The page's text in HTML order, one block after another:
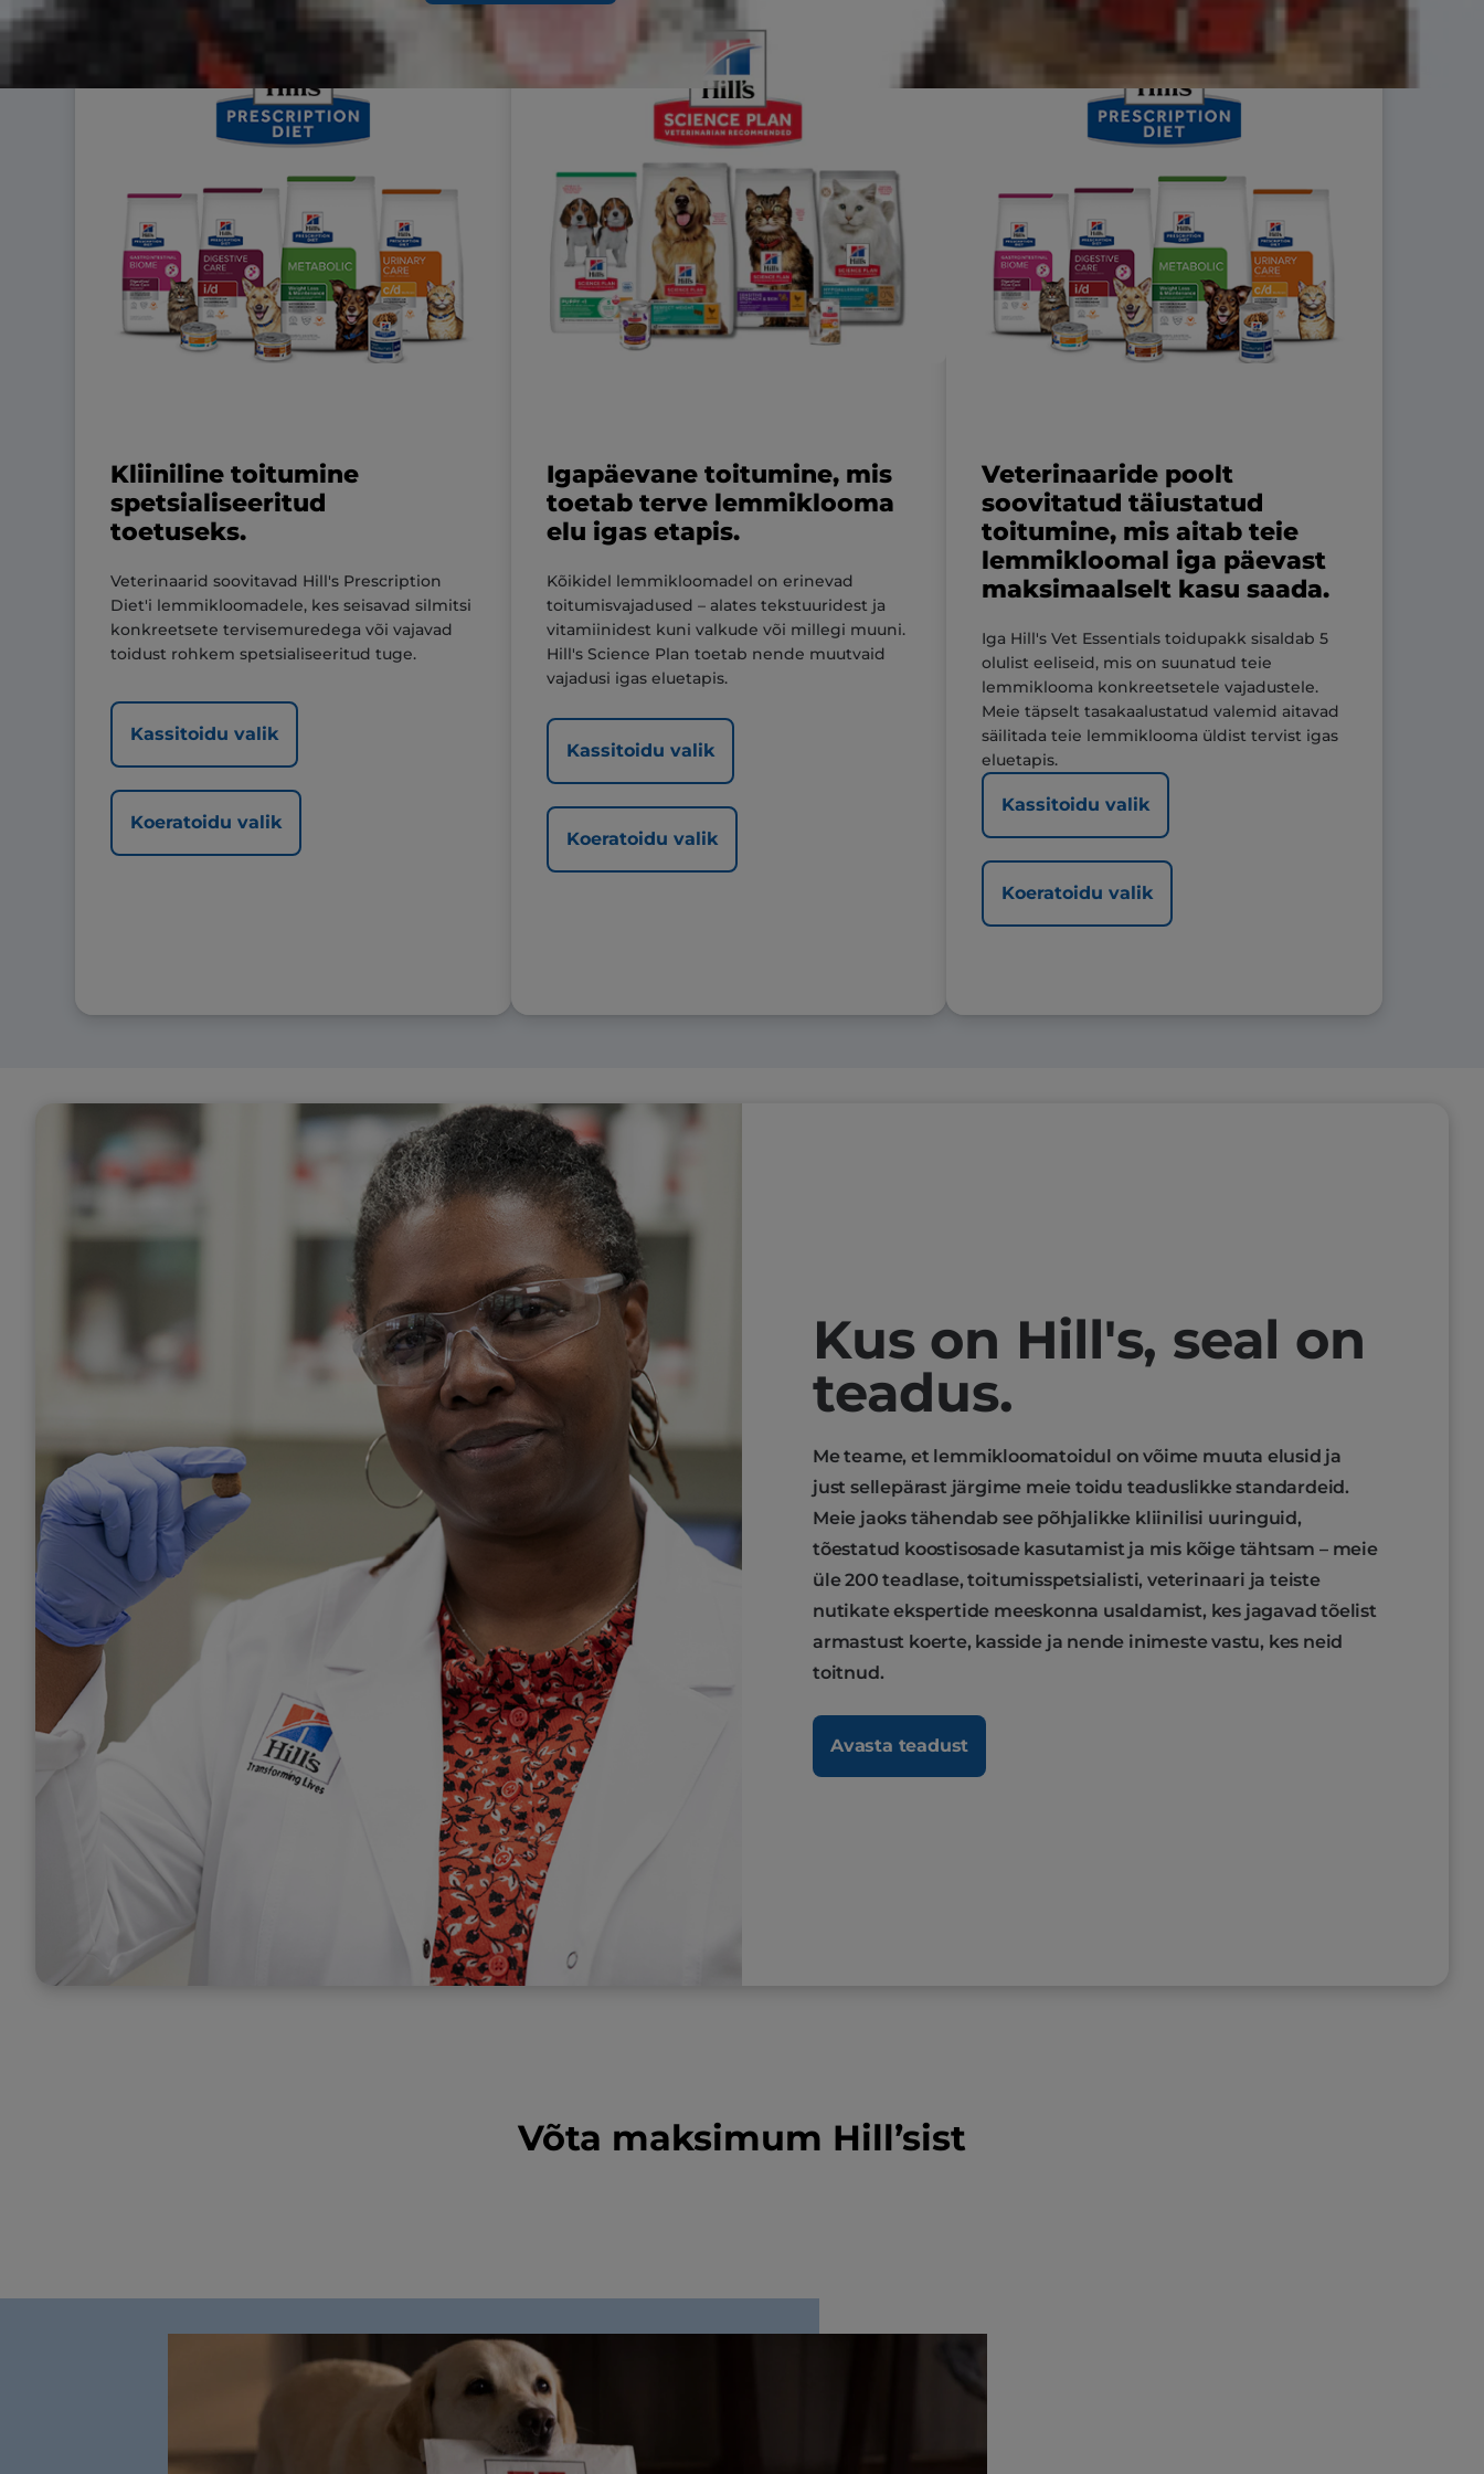
Kliiniline toitumine
spetsialiseeritud
toetuseks.
Veterinaarid soovitavad Hill's Prescription
Diet'i lemmikloomadele, kes seisavad silmitsi
konkreetsete tervisemuredega või vajavad
toidust rohkem spetsialiseeritud tuge.
Kassitoidu valik
Koeratoidu valik
Igapäevane toitumine, mis
toetab terve lemmiklooma
elu igas etapis.
Kõikidel lemmikloomadel on erinevad
toitumisvajadused – alates tekstuuridest ja
vitamiinidest kuni valkude või millegi muuni.
Hill's Science Plan toetab nende muutvaid
vajadusi igas eluetapis.
Kassitoidu valik
Koeratoidu valik
Veterinaaride poolt
soovitatud täiustatud
toitumine, mis aitab teie
lemmikloomal iga päevast
maksimaalselt kasu saada.
Iga Hill's Vet Essentials toidupakk sisaldab 5
olulist eeliseid, mis on suunatud teie
lemmiklooma konkreetsetele vajadustele.
Meie täpselt tasakaalustatud valemid aitavad
säilitada teie lemmiklooma üldist tervist igas
eluetapis.
Kassitoidu valik
Koeratoidu valik
Kus on Hill's, seal on
teadus.
Me teame, et lemmikloomatoidul on võime muuta elusid ja
just sellepärast järgime meie toidu teaduslikke standardeid.
Meie jaoks tähendab see põhjalikke kliinilisi uuringuid,
tõestatud koostisosade kasutamist ja mis kõige tähtsam – meie
üle 200 teadlase, toitumisspetsialisti, veterinaari ja teiste
nutikate ekspertide meeskonna usaldamist, kes jagavad tõelist
armastust koerte, kasside ja nende inimeste vastu, kes neid
toitnud.
Avasta teadust
Võta maksimum Hill’sist